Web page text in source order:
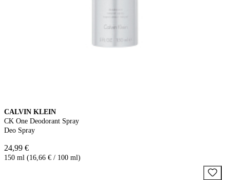
CALVIN KLEIN
CK One Deodorant Spray
Deo Spray
24,99 €
150 ml (16,66 € / 100 ml)